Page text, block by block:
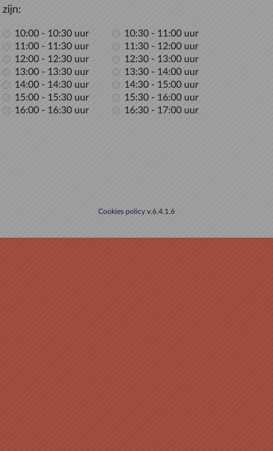
zijn:
10:00 - 10:30 uur
10:30 - 11:00 uur
11:00 - 11:30 uur
11:30 - 12:00 uur
12:00 - 12:30 uur
12:30 - 13:00 uur
13:00 - 13:30 uur
13:30 - 14:00 uur
14:00 - 14:30 uur
14:30 - 15:00 uur
15:00 - 15:30 uur
15:30 - 16:00 uur
16:00 - 16:30 uur
16:30 - 17:00 uur
Cookies policy v.6.4.1.6